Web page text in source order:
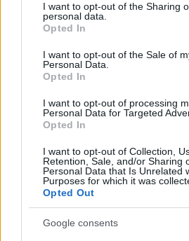
not limited to your visit or usage
grant or deny consent to Google and
use your data for below specified
consent section.
I want to opt-out of the Sharing
personal data.
Opted In
I want to opt-out of the Sale of
Personal Data.
Opted In
I want to opt-out of processing
Personal Data for Targeted
Opted In
I want to opt-out of Collection,
Retention, Sale, and/or Sharing
Personal Data that Is Unrelated
Purposes for which it was
Opted Out
Google consents